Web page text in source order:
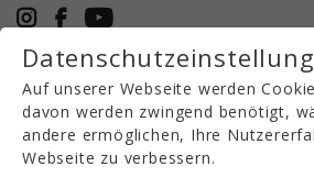
+49 5971 94632-0
Auf unserer Webseite werden
davon werden zwingend benötigt,
andere ermöglichen, Ihre
Webseite zu verbessern.